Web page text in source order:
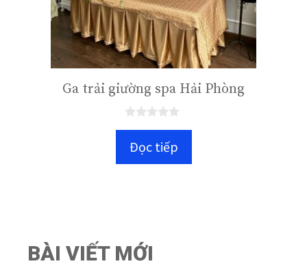
Ga trải giường spa Hải Phòng
gĐọc tiếp
BÀI VIẾT MỚI